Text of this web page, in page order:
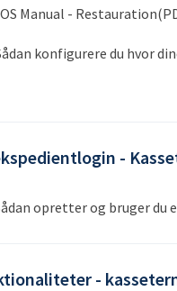
Manual -
konfigurere du hvor
-
opretter og bruger du
-